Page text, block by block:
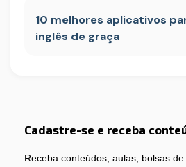
10 melhores aplicativos
inglês de graça
Cadastre-se e receba
Receba conteúdos, aulas, bolsas